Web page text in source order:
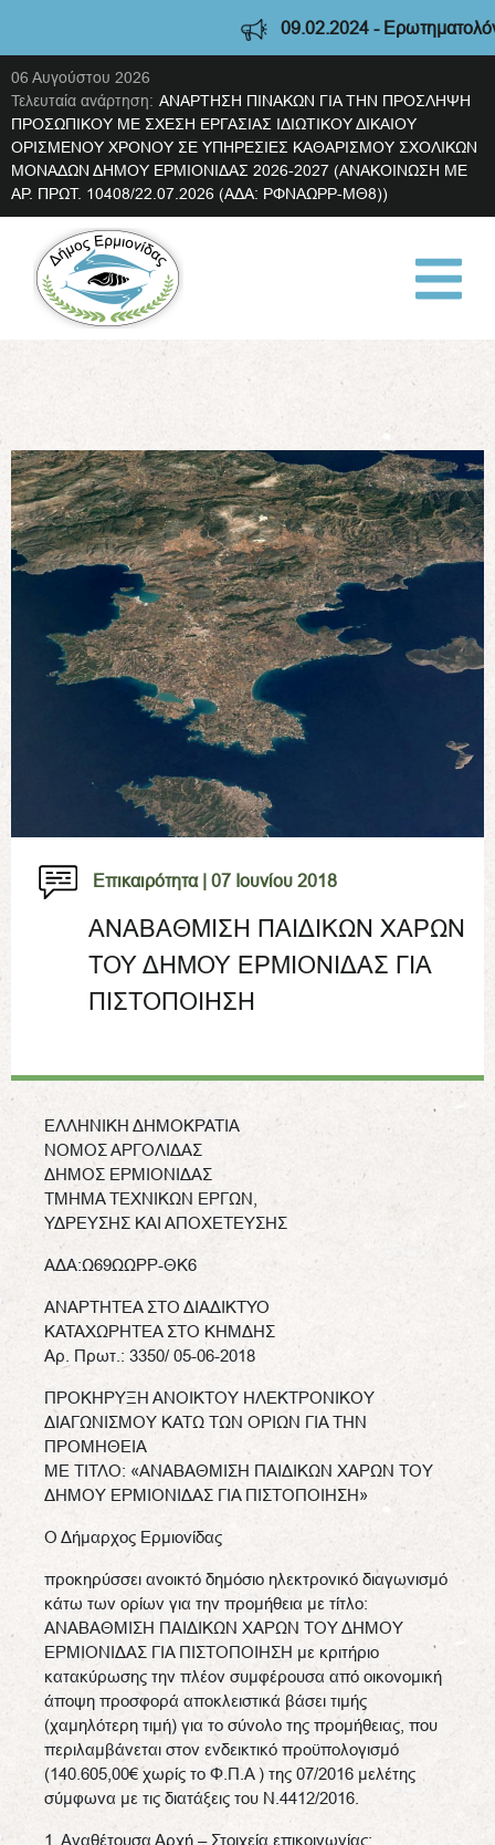
09.02.2024 - Ερωτηματολόγιο
06 Αυγούστου 2026
Τελευταία ανάρτηση: ΑΝΑΡΤΗΣΗ ΠΙΝΑΚΩΝ ΓΙΑ ΤΗΝ ΠΡΟΣΛΗΨΗ
ΠΡΟΣΩΠΙΚΟΥ ΜΕ ΣΧΕΣΗ ΕΡΓΑΣΙΑΣ ΙΔΙΩΤΙΚΟΥ ΔΙΚΑΙΟΥ
ΟΡΙΣΜΕΝΟΥ ΧΡΟΝΟΥ ΣΕ ΥΠΗΡΕΣΙΕΣ ΚΑΘΑΡΙΣΜΟΥ ΣΧΟΛΙΚΩΝ
ΜΟΝΑΔΩΝ ΔΗΜΟΥ ΕΡΜΙΟΝΙΔΑΣ 2026-2027 (ΑΝΑΚΟΙΝΩΣΗ ΜΕ
ΑΡ. ΠΡΩΤ. 10408/22.07.2026 (ΑΔΑ: ΡΦΝΑΩΡΡ-ΜΘ8))
Επικαιρότητα | 07 Ιουνίου 2018
ΑΝΑΒΑΘΜΙΣΗ ΠΑΙΔΙΚΩΝ ΧΑΡΩΝ
ΤΟΥ ΔΗΜΟΥ ΕΡΜΙΟΝΙΔΑΣ ΓΙΑ
ΠΙΣΤΟΠΟΙΗΣΗ
ΕΛΛΗΝΙΚΗ ΔΗΜΟΚΡΑΤΙΑ
ΝΟΜΟΣ ΑΡΓΟΛΙΔΑΣ
ΔΗΜΟΣ ΕΡΜΙΟΝΙΔΑΣ
ΤΜΗΜΑ ΤΕΧΝΙΚΩΝ ΕΡΓΩΝ,
ΥΔΡΕΥΣΗΣ ΚΑΙ ΑΠΟΧΕΤΕΥΣΗΣ
ΑΔΑ:Ω69ΩΩΡΡ-ΘΚ6
ΑΝΑΡΤΗΤΕΑ ΣΤΟ ΔΙΑΔΙΚΤΥΟ
ΚΑΤΑΧΩΡΗΤΕΑ ΣΤΟ ΚΗΜΔΗΣ
Αρ. Πρωτ.: 3350/ 05-06-2018
ΠΡΟΚΗΡΥΞΗ ΑΝΟΙΚΤΟΥ ΗΛΕΚΤΡΟΝΙΚΟΥ
ΔΙΑΓΩΝΙΣΜΟΥ ΚΑΤΩ ΤΩΝ ΟΡΙΩΝ ΓΙΑ ΤΗΝ
ΠΡΟΜΗΘΕΙΑ
ΜΕ ΤΙΤΛΟ: «ΑΝΑΒΑΘΜΙΣΗ ΠΑΙΔΙΚΩΝ ΧΑΡΩΝ ΤΟΥ
ΔΗΜΟΥ ΕΡΜΙΟΝΙΔΑΣ ΓΙΑ ΠΙΣΤΟΠΟΙΗΣΗ»
Ο Δήμαρχος Ερμιονίδας
προκηρύσσει ανοικτό δημόσιο ηλεκτρονικό διαγωνισμό
κάτω των ορίων για την προμήθεια με τίτλο:
ΑΝΑΒΑΘΜΙΣΗ ΠΑΙΔΙΚΩΝ ΧΑΡΩΝ ΤΟΥ ΔΗΜΟΥ
ΕΡΜΙΟΝΙΔΑΣ ΓΙΑ ΠΙΣΤΟΠΟΙΗΣΗ με κριτήριο
κατακύρωσης την πλέον συμφέρουσα από οικονομική
άποψη προσφορά αποκλειστικά βάσει τιμής
(χαμηλότερη τιμή) για το σύνολο της προμήθειας, που
περιλαμβάνεται στον ενδεικτικό προϋπολογισμό
(140.605,00€ χωρίς το Φ.Π.Α ) της 07/2016 μελέτης
σύμφωνα με τις διατάξεις του Ν.4412/2016.
1. Αναθέτουσα Αρχή – Στοιχεία επικοινωνίας: